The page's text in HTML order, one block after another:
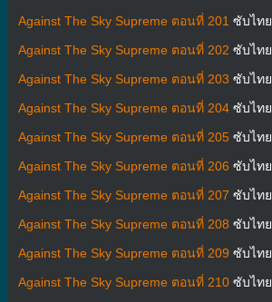
Against The Sky Supreme ตอนที่ 201 ซับไทย
Against The Sky Supreme ตอนที่ 202 ซับไทย
Against The Sky Supreme ตอนที่ 203 ซับไทย
Against The Sky Supreme ตอนที่ 204ซับไทย
Against The Sky Supreme ตอนที่ 205ซับไทย
Against The Sky Supreme ตอนที่ 206 ซับไทย
Against The Sky Supreme ตอนที่ 207 ซับไทย
Against The Sky Supreme ตอนที่ 208 ซับไทย
Against The Sky Supreme ตอนที่ 209 ซับไทย
Against The Sky Supreme ตอนที่ 210ซับไทย